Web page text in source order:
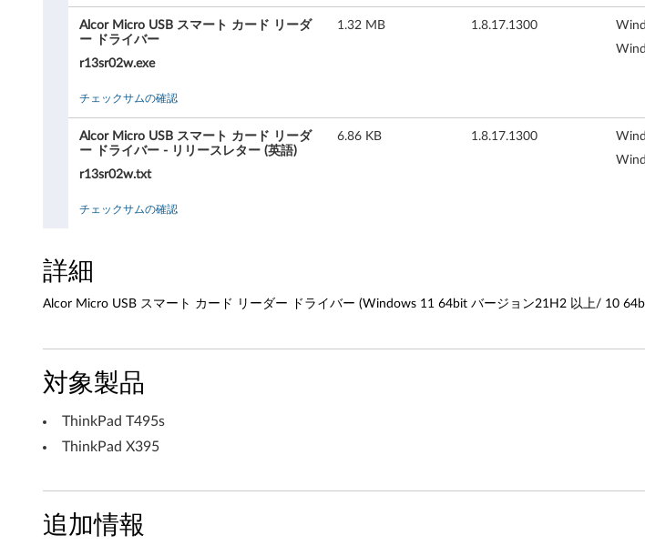
ト
カ
ド
リ
ー
ー
Alcor Micro USB スマート カード リーダ
ー ドライバー
r13sr02w.exe
1.32 MB 1.8.17.1300
チェックサムの確認
Alcor Micro USB スマート カード リーダ
ー ドライバー - リリースレター (英語)
r13sr02w.txt
6.86 KB 1.8.17.1300
チェックサムの確認
詳細
Alcor Micro USB スマート カード リーダー ドライバー (Windows 11 64bit バージョン21H2 以上/ 10
対象製品
ThinkPad T495s
ThinkPad X395
追加情報